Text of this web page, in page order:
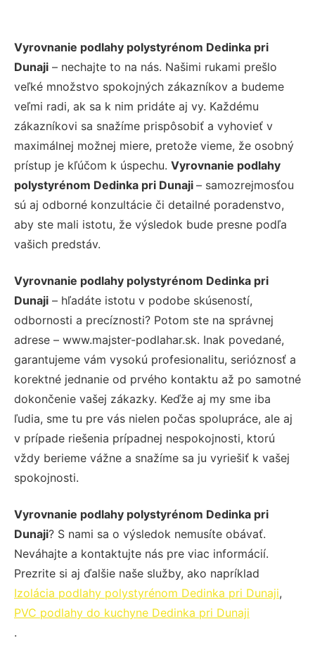
Vyrovnanie podlahy polystyrénom Dedinka pri
Dunaji – nechajte to na nás. Našimi rukami prešlo
veľké množstvo spokojných zákazníkov a budeme
veľmi radi, ak sa k nim pridáte aj vy. Každému
zákazníkovi sa snažíme prispôsobiť a vyhovieť v
maximálnej možnej miere, pretože vieme, že osobný
prístup je kľúčom k úspechu. Vyrovnanie podlahy
polystyrénom Dedinka pri Dunaji – samozrejmosťou
sú aj odborné konzultácie či detailné poradenstvo,
aby ste mali istotu, že výsledok bude presne podľa
vašich predstáv.
Vyrovnanie podlahy polystyrénom Dedinka pri
Dunaji – hľadáte istotu v podobe skúseností,
odbornosti a precíznosti? Potom ste na správnej
adrese – www.majster-podlahar.sk. Inak povedané,
garantujeme vám vysokú profesionalitu, serióznosť a
korektné jednanie od prvého kontaktu až po samotné
dokončenie vašej zákazky. Keďže aj my sme iba
ľudia, sme tu pre vás nielen počas spolupráce, ale aj
v prípade riešenia prípadnej nespokojnosti, ktorú
vždy berieme vážne a snažíme sa ju vyriešiť k vašej
spokojnosti.
Vyrovnanie podlahy polystyrénom Dedinka pri
Dunaji? S nami sa o výsledok nemusíte obávať.
Neváhajte a kontaktujte nás pre viac informácií.
Prezrite si aj ďalšie naše služby, ako napríklad
Izolácia podlahy polystyrénom Dedinka pri Dunaji,
PVC podlahy do kuchyne Dedinka pri Dunaji
.